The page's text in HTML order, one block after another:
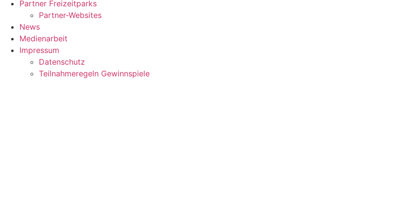
Partner Freizeitparks
Partner-Websites
News
Medienarbeit
Impressum
Datenschutz
Teilnahmeregeln Gewinnspiele